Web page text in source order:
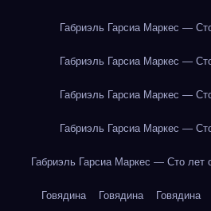
Габриэль Гарсиа Маркес —
Габриэль Гарсиа Маркес —
Габриэль Гарсиа Маркес —
Габриэль Гарсиа Маркес —
Габриэль Гарсиа Маркес — Сто лет
Говядина Говядина Говядина